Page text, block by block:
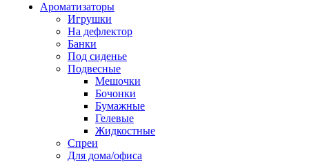
Ароматизаторы
Игрушки
На дефлектор
Банки
Под сиденье
Подвесные
Мешочки
Бочонки
Бумажные
Гелевые
Жидкостные
Спреи
Для дома/офиса